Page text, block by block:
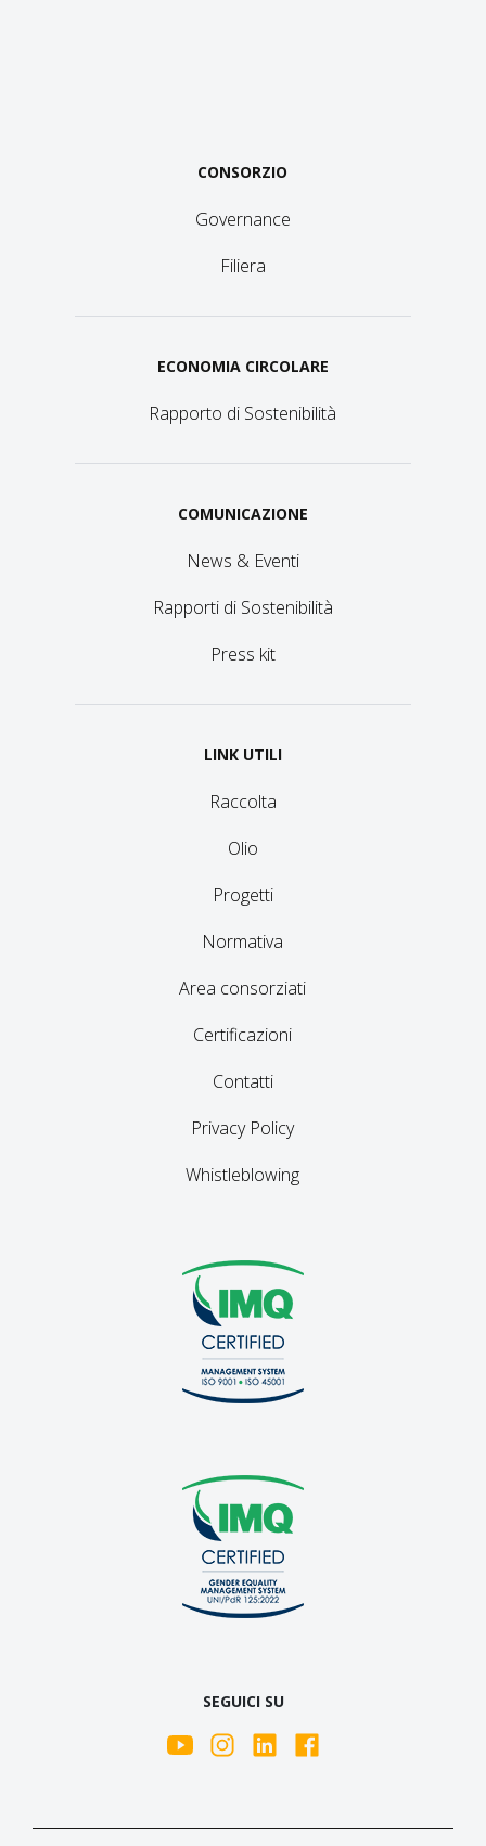
CONSORZIO
Governance
Filiera
ECONOMIA CIRCOLARE
Rapporto di Sostenibilità
COMUNICAZIONE
News & Eventi
Rapporti di Sostenibilità
Press kit
LINK UTILI
Raccolta
Olio
Progetti
Normativa
Area consorziati
Certificazioni
Contatti
Privacy Policy
Whistleblowing
SEGUICI SU